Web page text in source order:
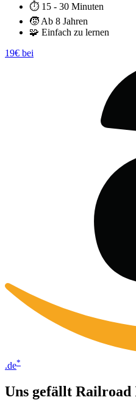
⏱️ 15 - 30 Minuten
🧒 Ab 8 Jahren
🧩 Einfach zu lernen
19€ bei
.de*
Uns gefällt Railroad